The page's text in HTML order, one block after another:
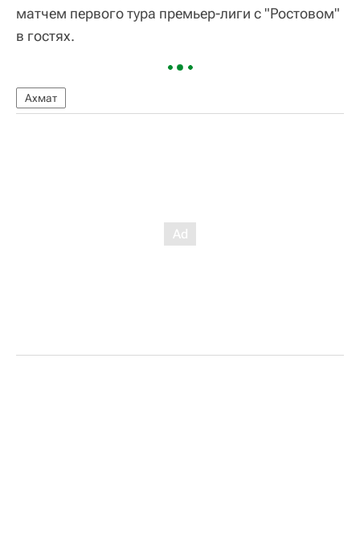
матчем первого тура премьер-лиги с "Ростовом"
в гостях.
Ахмат